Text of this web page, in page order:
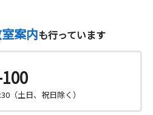
案内も行っています
（土日、祝日除く）